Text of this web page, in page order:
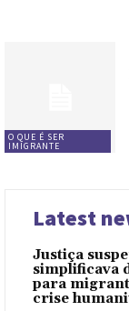
O QUE É SER
IMIGRANTE
Latest
Justiça
simplificava
para
crise